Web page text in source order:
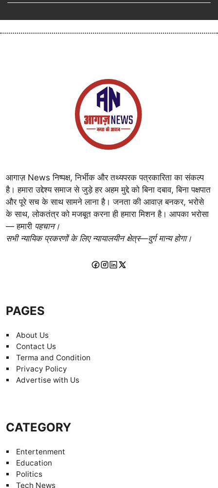
आगाज़ News निष्पक्ष, निर्भीक और तथ्यपरक पत्रकारिता का संकल्प
है। हमारा उद्देश्य समाज से जुड़े हर अहम मुद्दे को बिना दबाव, बिना पक्षपात
और पूरे सच के साथ सामने लाना है। जनता की आवाज़ बनकर, भरोसे
के साथ, लोकतंत्र को मजबूत करना ही हमारा मिशन है। आपका भरोसा
— हमारी पहचान।
सभी न्यायिक प्रकरणों के लिए न्यायालयीन क्षेत्र—दुर्ग मान्य होगा।
PAGES
About Us
Contact Us
Terma and Condition
Privacy Policy
Advertise with Us
CATEGORY
Entertenment
Education
Politics
Tech News